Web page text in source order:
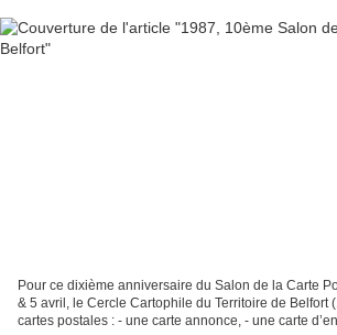
Pour ce dixième anniversaire du Salon de la Carte
& 5 avril, le Cercle Cartophile du Territoire de Belfort
cartes postales : - une carte annonce, - une carte